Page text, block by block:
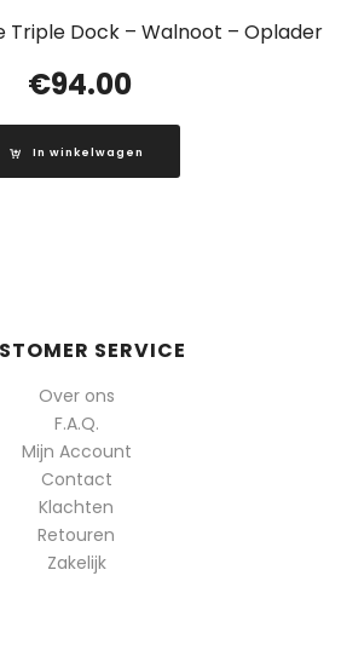
Triple Dock – Walnoot – Oplader
€94.00
In winkelwagen
SERVICE
Over ons
F.A.Q.
Mijn Account
Contact
Klachten
Retouren
Zakelijk